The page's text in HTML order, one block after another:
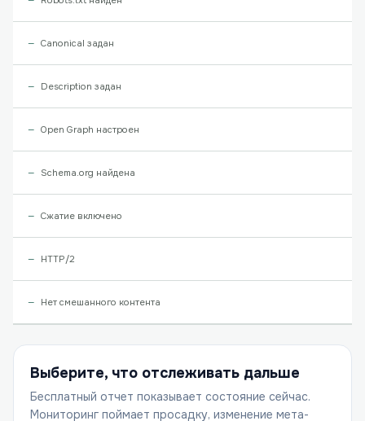
Canonical задан
Description задан
Open Graph настроен
Schema.org найдена
Сжатие включено
HTTP/2
Нет смешанного контента
Выберите, что отслеживать дальше
Бесплатный отчет показывает состояние сейчас.
Мониторинг поймает просадку, изменение мета-